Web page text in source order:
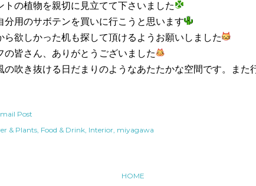
トの植物を親切に見立てて下さいました
分用のサボテンを買いに行こうと思います
ら欲しかった机も探して頂けるようお願いしました
の皆さん、ありがとうございました
の吹き抜ける日だまりのようなあたたかな空間です。また
Post
& Plants Food & Drink Interior miyagawa
HOME